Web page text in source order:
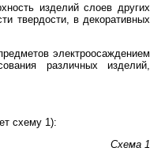
изделий слоев других
твердости, в декоративных
электроосаждением
различных изделий,
схему 1):
Схема 1